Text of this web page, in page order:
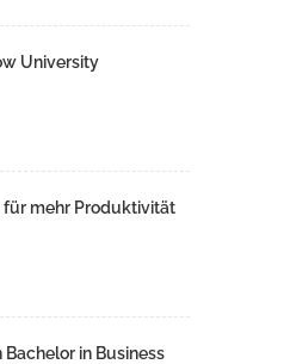
University
für mehr Produktivität
Bachelor in Business